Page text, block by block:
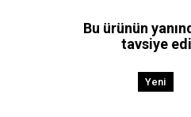
Bu ürünün
tavsiye
Yeni